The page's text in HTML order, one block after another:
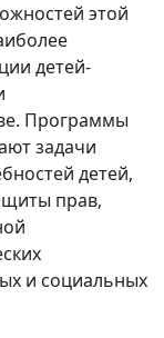
этой
детей-
Программы
задачи
детей,
прав,
и социальных